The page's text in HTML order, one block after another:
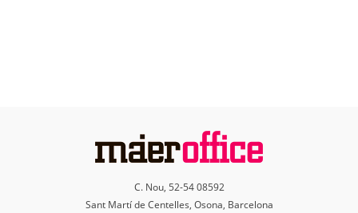
C. Nou, 52-54 08592
Sant Martí de Centelles, Osona, Barcelona